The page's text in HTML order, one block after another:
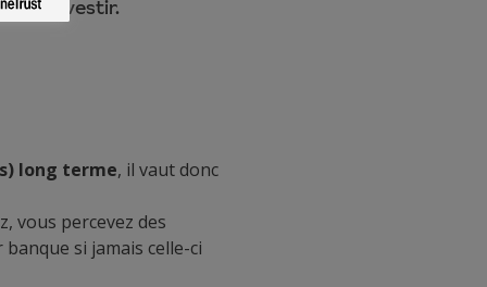
à investir.
long terme, il vaut donc
vous percevez des
si jamais celle-ci